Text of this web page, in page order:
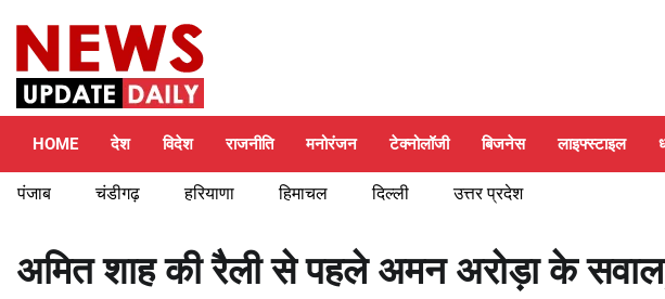
content
HOME देश विदेश राजनीति मनोरंजन टेक्नोलॉजी बिजनेस लाइफ्स्टाइल
पंजाब चंडीगढ़ हरियाणा हिमाचल दिल्ली उत्तर प्रदेश
अमित शाह की रैली से पहले अमन अरोड़ा के